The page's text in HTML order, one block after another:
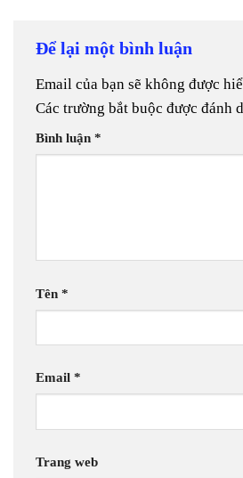
Để lại một bình luận
Email của bạn sẽ không được
Các trường bắt buộc được đánh
Bình luận *
Tên *
Email *
Trang web